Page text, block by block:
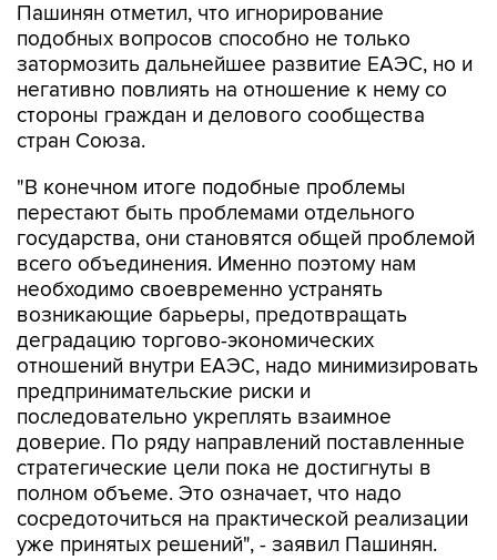
Пашинян отметил, что игнорирование
подобных вопросов способно не только
затормозить дальнейшее развитие ЕАЭС, но и
негативно повлиять на отношение к нему со
стороны граждан и делового сообщества
стран Союза.
"В конечном итоге подобные проблемы
перестают быть проблемами отдельного
государства, они становятся общей проблемой
всего объединения. Именно поэтому нам
необходимо своевременно устранять
возникающие барьеры, предотвращать
деградацию торгово-экономических
отношений внутри ЕАЭС, надо минимизировать
предпринимательские риски и
последовательно укреплять взаимное
доверие. По ряду направлений поставленные
стратегические цели пока не достигнуты в
полном объеме. Это означает, что надо
сосредоточиться на практической реализации
уже принятых решений", - заявил Пашинян.